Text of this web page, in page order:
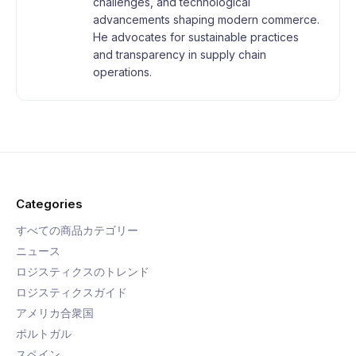
advancements shaping modern commerce.
He advocates for sustainable practices
and transparency in supply chain
operations.
Categories
すべての商品カテゴリー
ニュース
ロジスティクスのトレンド
ロジスティクスガイド
アメリカ合衆国
ポルトガル